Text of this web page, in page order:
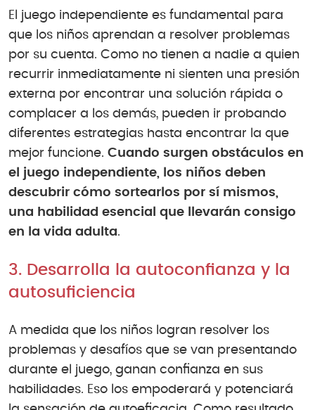
El juego independiente es fundamental para
que los niños aprendan a resolver problemas
por su cuenta. Como no tienen a nadie a quien
recurrir inmediatamente ni sienten una presión
externa por encontrar una solución rápida o
complacer a los demás, pueden ir probando
diferentes estrategias hasta encontrar la que
mejor funcione. Cuando surgen obstáculos en
el juego independiente, los niños deben
descubrir cómo sortearlos por sí mismos,
una habilidad esencial que llevarán consigo
en la vida adulta.
3. Desarrolla la autoconfianza y la
autosuficiencia
A medida que los niños logran resolver los
problemas y desafíos que se van presentando
durante el juego, ganan confianza en sus
habilidades. Eso los empoderará y potenciará